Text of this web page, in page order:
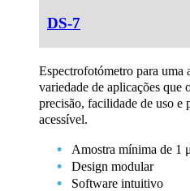
DS-7
Espectrofotómetro para uma
variedade de aplicações que
precisão, facilidade de uso e
acessível.
Amostra mínima de 1
Design modular
Software intuitivo